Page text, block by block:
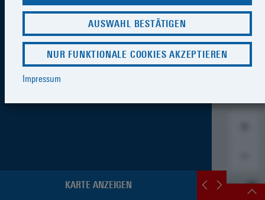
SCHNELLZUGRIFF
KARTE ANZEIGEN
AUSWAHL BESTÄTIGEN
NUR FUNKTIONALE COOKIES AKZEPTIEREN
Impressum